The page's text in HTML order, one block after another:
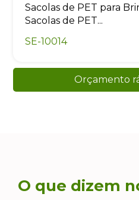
Sacolas de PET para
Sacolas de PET...
SE-10014
Orçamento
O que dizem